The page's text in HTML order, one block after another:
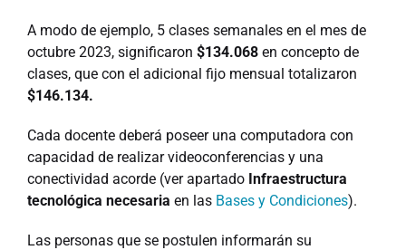
A modo de ejemplo, 5 clases semanales en el mes de
octubre 2023, significaron $134.068 en concepto de
clases, que con el adicional fijo mensual totalizaron
$146.134.
Cada docente deberá poseer una computadora con
capacidad de realizar videoconferencias y una
conectividad acorde (ver apartado Infraestructura
tecnológica necesaria en las Bases y Condiciones).
Las personas que se postulen informarán su